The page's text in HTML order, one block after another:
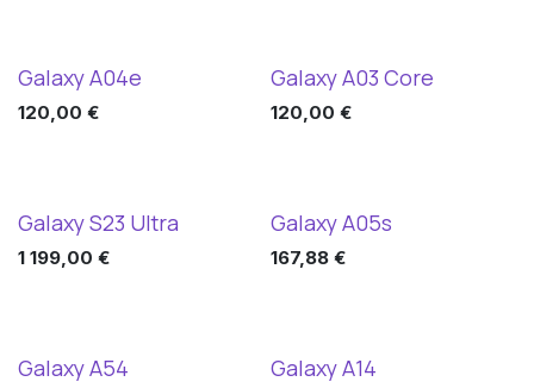
Galaxy A04e
120,00 €
Galaxy A03 Core
120,00 €
Galaxy S23 Ultra
1 199,00 €
Galaxy A05s
167,88€
Galaxy A54 Galaxy A14